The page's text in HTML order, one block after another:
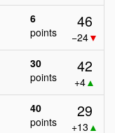
6
points
46
−24▼
30
points
42
+4▲
40
points
29
+13 ▲